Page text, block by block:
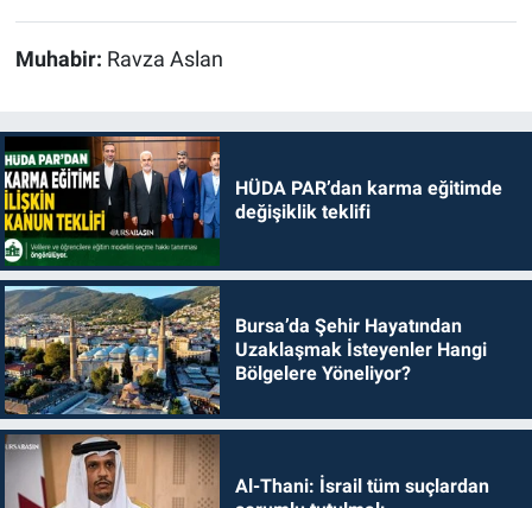
Muhabir: Ravza Aslan
HÜDA PAR’dan karma eğitimde
değişiklik teklifi
Bursa’da Şehir Hayatından
Uzaklaşmak İsteyenler Hangi
Bölgelere Yöneliyor?
Al-Thani: İsrail tüm suçlardan